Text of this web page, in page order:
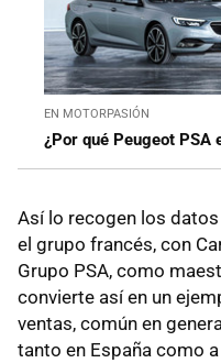
EN MOTORPASIÓN
¿Por qué Peugeot PSA
Así lo recogen los
el grupo francés, con
Grupo PSA, como
convierte así en un
ventas, común en
tanto en España como